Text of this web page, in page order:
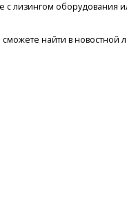
лизингом оборудования
найти в новостной